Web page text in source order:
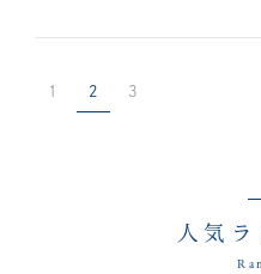
1 2 3
人気